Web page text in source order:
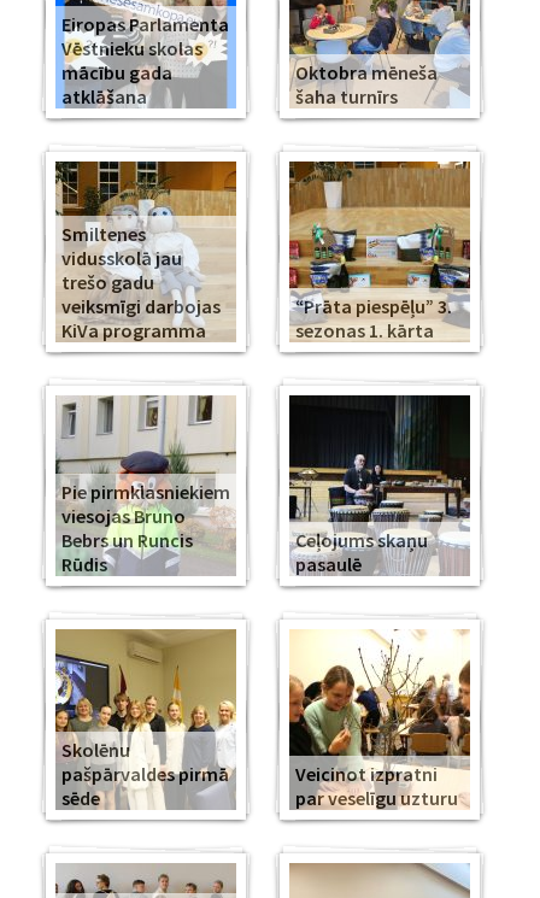
Eiropas Parlamenta
Vēstnieku skolas
mācību gada
atklāšana
Oktobra mēneša
šaha turnīrs
Smiltenes
vidusskolā jau
trešo gadu
veiksmīgi darbojas
KiVa programma
“Prāta piespēļu” 3.
sezonas 1. kārta
Pie pirmklasniekiem
viesojas Bruno
Bebrs un Runcis
Rūdis
Ceļojums skaņu
pasaulē
Skolēnu
pašpārvaldes pirmā
sēde
Veicinot izpratni
par veselīgu uzturu